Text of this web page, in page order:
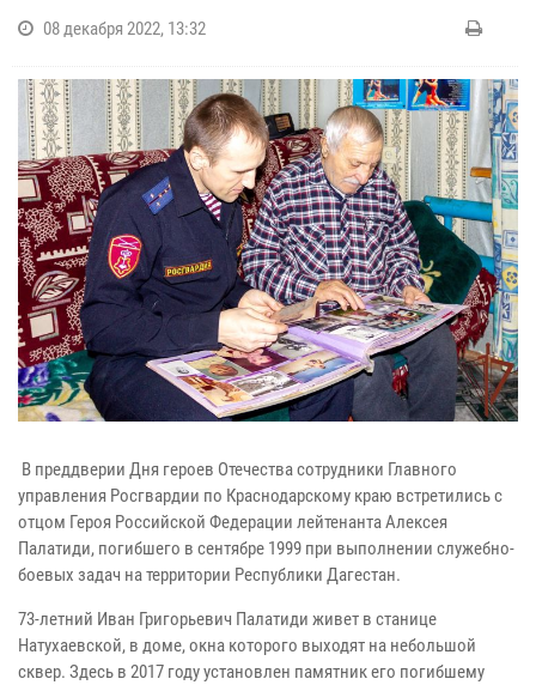
08 декабря 2022, 13:32
В преддверии Дня героев Отечества сотрудники Главного
управления Росгвардии по Краснодарскому краю встретились с
отцом Героя Российской Федерации лейтенанта Алексея
Палатиди, погибшего в сентябре 1999 при выполнении служебно-
боевых задач на территории Республики Дагестан.
73-летний Иван Григорьевич Палатиди живет в станице
Натухаевской, в доме, окна которого выходят на небольшой
сквер. Здесь в 2017 году установлен памятник его погибшему